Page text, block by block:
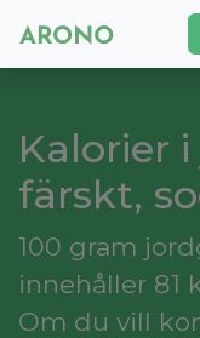
Kalorier
färskt,
100 gram
innehåller 81
Om du vill